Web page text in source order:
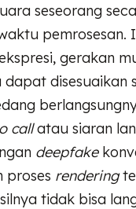
seseorang
pemrosesan.
gerakan
disesuaikan
callatau siaran
deepfake
proses rendering
tidak bisa